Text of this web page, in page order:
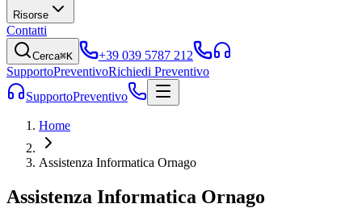
Risorse
Contatti
Cerca⌘K
+39 039 5787 212
SupportoPreventivoRichiedi Preventivo
SupportoPreventivo
Home
Assistenza Informatica Ornago
Assistenza Informatica Ornago